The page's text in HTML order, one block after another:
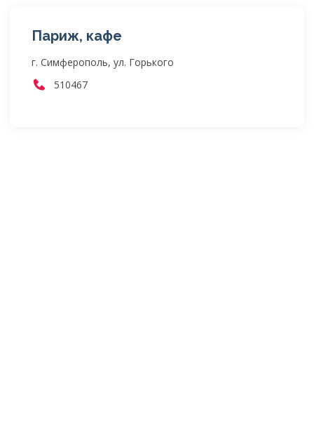
Париж, кафе
г. Симферополь, ул. Горького
510467